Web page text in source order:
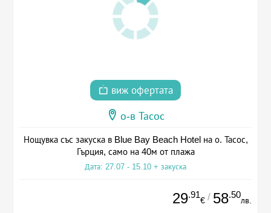
виж офертата
о-в Тасос
Нощувка със закуска в Blue Bay Beach Hotel на о. Тасос,
Гърция, само на 40м от плажа
Дата: 27.07 - 15.10 + закуска
29.91
€ / 58.50
лв.